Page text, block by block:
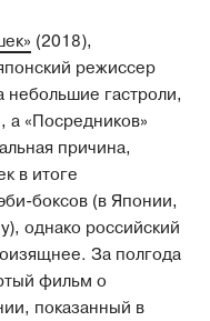
(2018),
режиссер
небольшие гастроли,
«Посредников»
причина,
в итоге
боксов (в Японии,
однако российский
За полгода
фильм о
показанный в